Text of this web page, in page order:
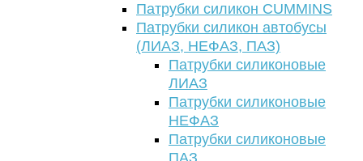
Патрубки силикон CUMMINS
Патрубки силикон автобусы
(ЛИАЗ, НЕФАЗ, ПАЗ)
Патрубки силиконовые
ЛИАЗ
Патрубки силиконовые
НЕФАЗ
Патрубки силиконовые
ПАЗ